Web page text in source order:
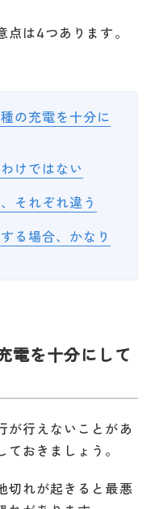
点は4つあります。
の充電を十分に
けではない
それぞれ違う
る場合、かなり
電を十分にして
が行えないことがあ
おきましょう。
切れが起きると最悪